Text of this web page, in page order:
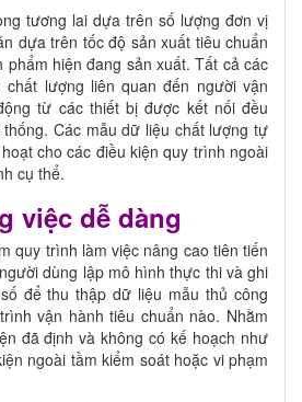
tương lai dựa trên số lượng đơn vị
dựa trên tốc độ sản xuất tiêu chuẩn
phẩm hiện đang sản xuất. Tất cả các
lượng liên quan đến người vận
từ các thiết bị được kết nối đều
Các mẫu dữ liệu chất lượng tự
cho các điều kiện quy trình ngoài
cụ thể.
việc dễ dàng
quy trình làm việc nâng cao tiên tiến
dùng lập mô hình thực thi và ghi
để thu thập dữ liệu mẫu thủ công
vận hành tiêu chuẩn nào. Nhằm
đã định và không có kế hoạch như
ngoài tầm kiểm soát hoặc vi phạm